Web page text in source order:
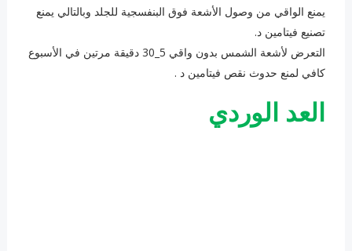
يمنع الواقي من وصول الأشعة فوق البنفسجية للجلد وبالتالي يمنع
تصنيع فيتامين د.
التعرض لأشعة الشمس بدون واقي 5_30 دقيقة مرتين في الأسبوع
كافي لمنع حدوث نقص فيتامين د .
العد الوردي